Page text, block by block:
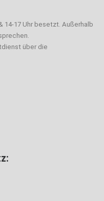
14-17 Uhr besetzt. Außerhalb
über die